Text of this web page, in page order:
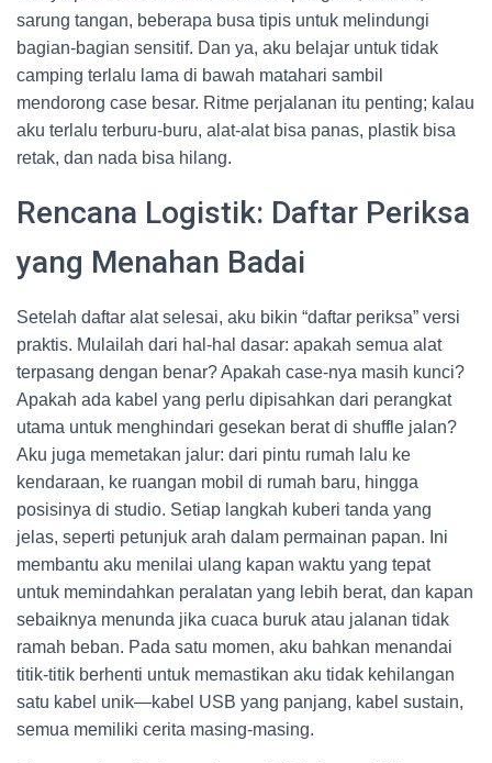
sarung tangan, beberapa busa tipis untuk melindungi
bagian-bagian sensitif. Dan ya, aku belajar untuk tidak
camping terlalu lama di bawah matahari sambil
mendorong case besar. Ritme perjalanan itu penting; kalau
aku terlalu terburu-buru, alat-alat bisa panas, plastik bisa
retak, dan nada bisa hilang.
Rencana Logistik: Daftar Periksa
yang Menahan Badai
Setelah daftar alat selesai, aku bikin “daftar periksa” versi
praktis. Mulailah dari hal-hal dasar: apakah semua alat
terpasang dengan benar? Apakah case-nya masih kunci?
Apakah ada kabel yang perlu dipisahkan dari perangkat
utama untuk menghindari gesekan berat di shuffle jalan?
Aku juga memetakan jalur: dari pintu rumah lalu ke
kendaraan, ke ruangan mobil di rumah baru, hingga
posisinya di studio. Setiap langkah kuberi tanda yang
jelas, seperti petunjuk arah dalam permainan papan. Ini
membantu aku menilai ulang kapan waktu yang tepat
untuk memindahkan peralatan yang lebih berat, dan kapan
sebaiknya menunda jika cuaca buruk atau jalanan tidak
ramah beban. Pada satu momen, aku bahkan menandai
titik-titik berhenti untuk memastikan aku tidak kehilangan
satu kabel unik—kabel USB yang panjang, kabel sustain,
semua memiliki cerita masing-masing.